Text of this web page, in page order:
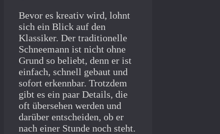
Bevor es kreativ wird, lohnt
sich ein Blick auf den
Klassiker. Der traditionelle
Schneemann ist nicht ohne
Grund so beliebt, denn er ist
einfach, schnell gebaut und
sofort erkennbar. Trotzdem
gibt es ein paar Details, die
oft übersehen werden und
darüber entscheiden, ob er
nach einer Stunde noch steht.